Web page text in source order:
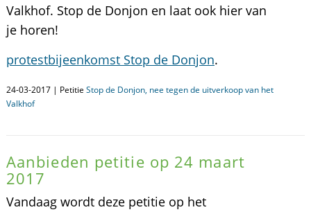
Valkhof. Stop de Donjon en laat ook hier van
je horen!
protestbijeenkomst Stop de Donjon.
24-03-2017 | Petitie Stop de Donjon, nee tegen de uitverkoop van het
Valkhof
Aanbieden petitie op 24 maart
2017
Vandaag wordt deze petitie op het